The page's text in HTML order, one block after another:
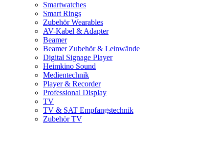
Smartwatches
Smart Rings
Zubehör Wearables
AV-Kabel & Adapter
Beamer
Beamer Zubehör & Leinwände
Digital Signage Player
Heimkino Sound
Medientechnik
Player & Recorder
Professional Display
TV
TV & SAT Empfangstechnik
Zubehör TV